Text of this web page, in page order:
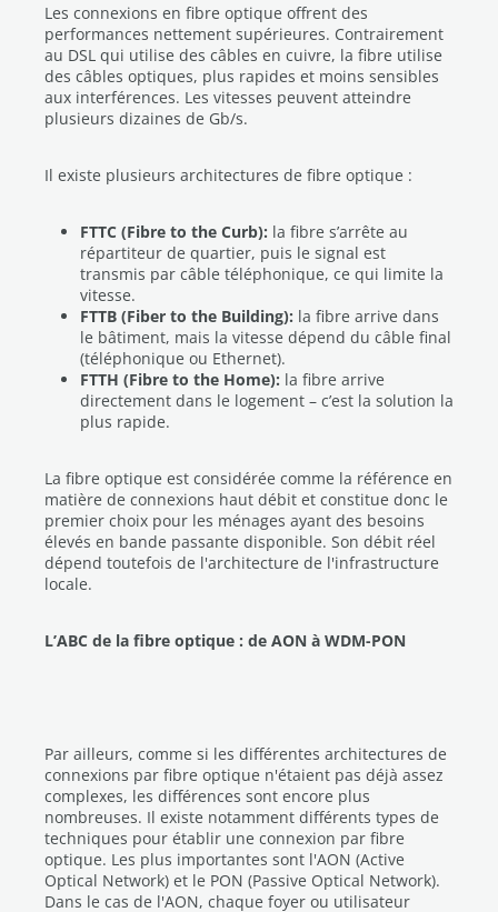
Les connexions en fibre optique offrent des
performances nettement supérieures. Contrairement
au DSL qui utilise des câbles en cuivre, la fibre utilise
des câbles optiques, plus rapides et moins sensibles
aux interférences. Les vitesses peuvent atteindre
plusieurs dizaines de Gb/s.
Il existe plusieurs architectures de fibre optique :
FTTC (Fibre to the Curb): la fibre s’arrête au
répartiteur de quartier, puis le signal est
transmis par câble téléphonique, ce qui limite la
vitesse.
FTTB (Fiber to the Building): la fibre arrive dans
le bâtiment, mais la vitesse dépend du câble final
(téléphonique ou Ethernet).
FTTH (Fibre to the Home): la fibre arrive
directement dans le logement – c’est la solution la
plus rapide.
La fibre optique est considérée comme la référence en
matière de connexions haut débit et constitue donc le
premier choix pour les ménages ayant des besoins
élevés en bande passante disponible. Son débit réel
dépend toutefois de l'architecture de l'infrastructure
locale.
L’ABC de la fibre optique : de AON à WDM-PON
Par ailleurs, comme si les différentes architectures de
connexions par fibre optique n'étaient pas déjà assez
complexes, les différences sont encore plus
nombreuses. Il existe notamment différents types de
techniques pour établir une connexion par fibre
optique. Les plus importantes sont l'AON (Active
Optical Network) et le PON (Passive Optical Network).
Dans le cas de l'AON, chaque foyer ou utilisateur